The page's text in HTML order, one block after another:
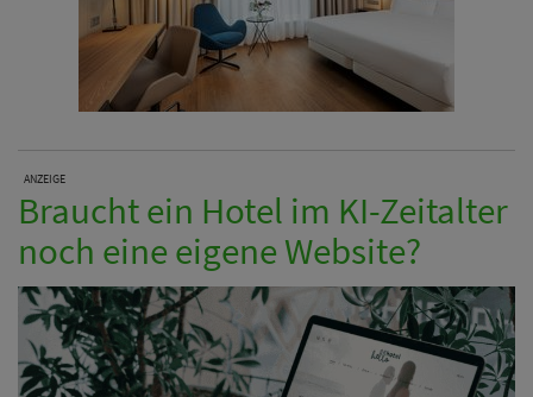
ANZEIGE
Braucht ein Hotel im KI-Zeitalter
noch eine eigene Website?